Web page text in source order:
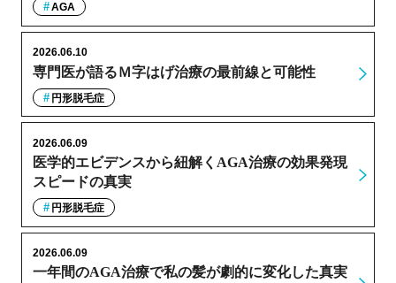
AGA
専門医が語るＭ字はげ治療の最前線と可能性
2026.06.10
円形脱毛症
医学的エビデンスから紐解くAGA治療の効果発現
スピードの真実
2026.06.09
円形脱毛症
一年間のAGA治療で私の髪が劇的に変化した真実
2026.06.09